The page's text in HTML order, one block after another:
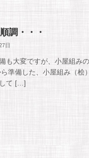
調・・・
日
も大変ですが、小屋組み
準備した、小屋組み（桧
て […]